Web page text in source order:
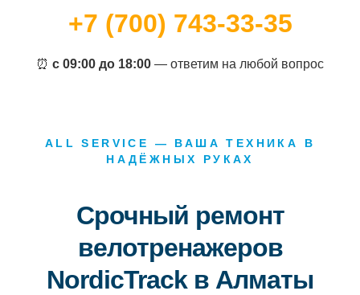
+7 (700) 743-33-35
⏰ с 09:00 до 18:00 — ответим на любой вопрос
ALL SERVICE — ВАША ТЕХНИКА В
НАДЁЖНЫХ РУКАХ
Срочный ремонт
велотренажеров
NordicTrack в Алматы